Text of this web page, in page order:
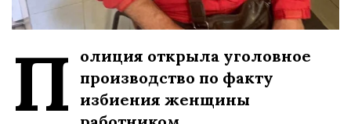
П
олиция открыла уголовное
производство по факту
избиения женщины